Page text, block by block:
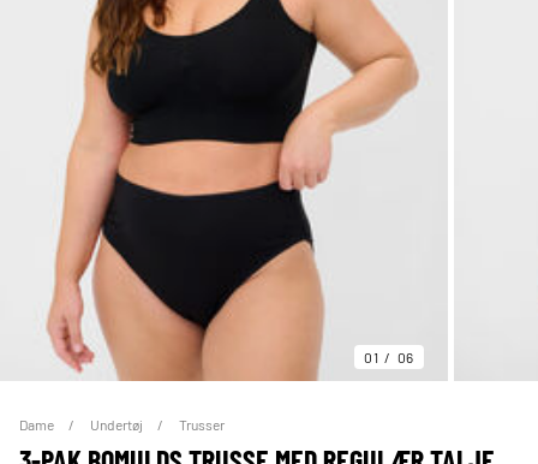
01 06
Dame Undertøj Trusser